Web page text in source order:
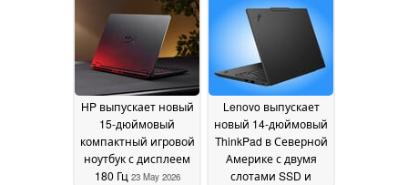
яркостью 1 100 нит
23 May 2026
и Intel Panther Lake
May 2026
HP выпускает новый
15-дюймовый
компактный игровой
ноутбук с дисплеем
180 Гц 23 May 2026
Lenovo выпускает
новый 14-дюймовый
ThinkPad в Северной
Америке с двумя
слотами SSD и